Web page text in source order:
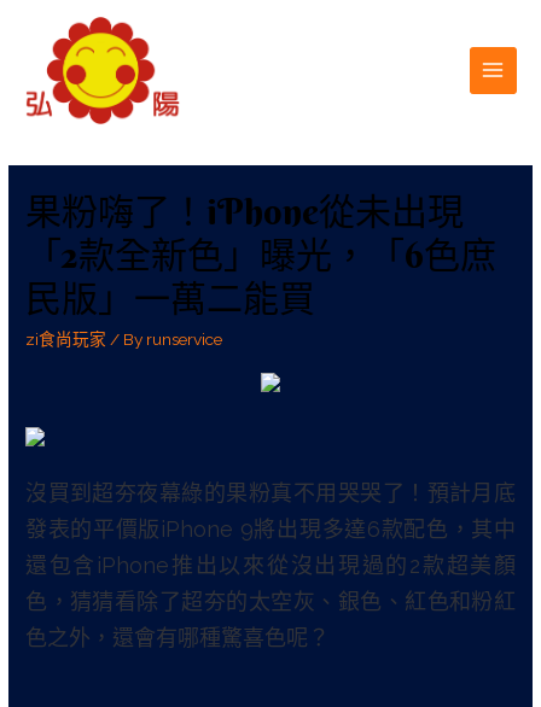
果粉嗨了！iPhone從未出現
「2款全新色」曝光，「6色庶
民版」一萬二能買
zi食尚玩家 / By runservice
沒買到超夯夜幕綠的果粉真不用哭哭了！預計月底
發表的平價版iPhone 9將出現多達6款配色，其中
還包含iPhone推出以來從沒出現過的2款超美顏
色，猜猜看除了超夯的太空灰、銀色、紅色和粉紅
色之外，還會有哪種驚喜色呢？